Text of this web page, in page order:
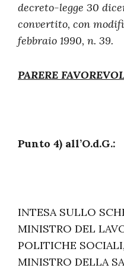
decreto-legge 30
convertito, con
febbraio 1990, n. 39.
PARERE
Punto 4) all’O.d.G.:
INTESA SULLO
MINISTRO DEL
POLITICHE
MINISTRO DELLA